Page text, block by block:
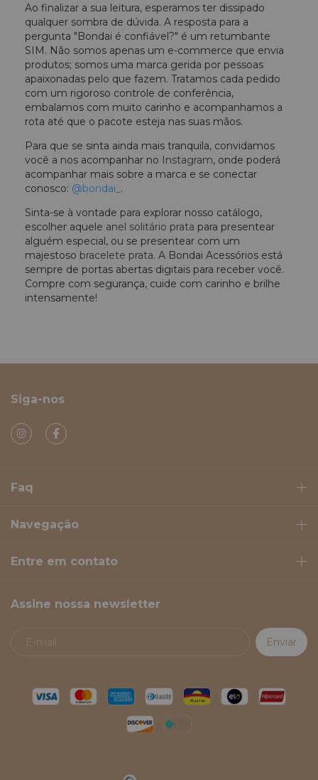
Ao finalizar a sua leitura, esperamos ter dissipado
qualquer sombra de dúvida. A resposta para a
pergunta "Bondai é confiável?" é um retumbante
SIM. Não somos apenas um e-commerce que envia
produtos; somos uma marca gerida por pessoas
apaixonadas pelo que fazem. Tratamos cada pedido
com um rigoroso controle de conferência,
embalamos com muito carinho e acompanhamos a
rota até que o pacote esteja nas suas mãos.
Para que se sinta ainda mais tranquila, convidamos
você a nos acompanhar no Instagram, onde poderá
acompanhar mais sobre a marca e se conectar
conosco: @bondai_ .
Sinta-se à vontade para explorar nosso catálogo,
escolher aquele anel solitário prata para presentear
alguém especial, ou se presentear com um
majestoso bracelete prata. A Bondai Acessórios está
sempre de portas abertas digitais para receber você.
Compre com segurança, cuide com carinho e brilhe
intensamente!
Siga-nos
Faq
Navegação
Entre em contato
Assine nossa newsletter